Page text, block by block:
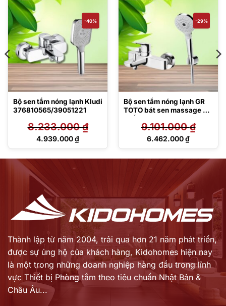
-40%
Bộ sen tắm nóng lạnh Kludi
376810565/39051221
8.233.000₫
Giá
4.939.000₫
Giá
-29%
Bộ sen tắm nóng lạnh GR
TOTO bát sen massage 3
TBG03302V/TBW01035V
9.101.000₫
Giá
9.101.000 ₫.
6.462.000₫
Giá
6.462.000 ₫.
Thành lập từ năm 2004, trải qua hơn 21 năm phát triển,
được sự ủng hộ của khách hàng, Kidohomes hiện nay
là một trong những doanh nghiệp hàng đầu trong lĩnh
vực Thiết bị Phòng tắm theo tiêu chuẩn Nhật Bản &
Châu Âu...